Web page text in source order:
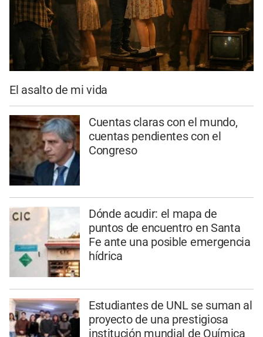
El asalto de mi vida
Cuentas claras con el mundo,
cuentas pendientes con el
Congreso
Dónde acudir: el mapa de
puntos de encuentro en Santa
Fe ante una posible emergencia
hídrica
Estudiantes de UNL se suman al
proyecto de una prestigiosa
institución mundial de Química